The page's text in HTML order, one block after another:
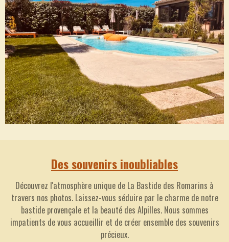
Des souvenirs inoubliables
Découvrez l'atmosphère unique de La Bastide des Romarins à
travers nos photos. Laissez-vous séduire par le charme de notre
bastide provençale et la beauté des Alpilles. Nous sommes
impatients de vous accueillir et de créer ensemble des souvenirs
précieux.